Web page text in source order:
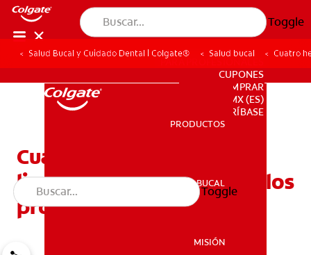
Toggle
PRODUCTOS
SALUD BUCAL
PARA PROFESIONALES
CUPONES
DONDE COMPRAR
MX (ES)
SUSCRÍBASE
PRODUCTOS
SALUD BUCAL
MISIÓN
Toggle
Salud Bucal y Cuidado Dental | Colgate® Salud bucal Cuatro
Cuatro herramientas de
limpieza dental que usan los
profesionales